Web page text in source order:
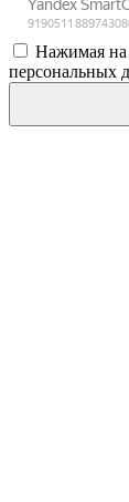
Нажимая на
персональных